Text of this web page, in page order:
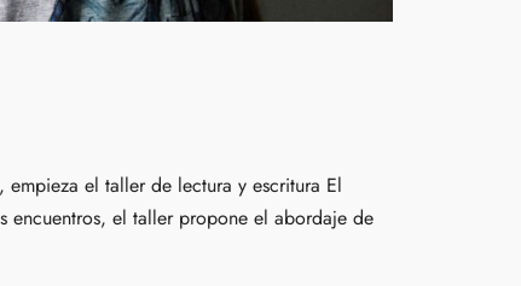
el taller de lectura y escritura El
encuentros, el taller propone el abordaje de